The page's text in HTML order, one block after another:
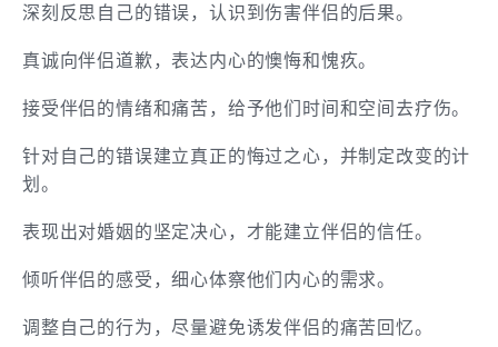
深刻反思自己的错误，认识到伤害伴侣的后果。
真诚向伴侣道歉，表达内心的懊悔和愧疚。
接受伴侣的情绪和痛苦，给予他们时间和空间去疗伤。
针对自己的错误建立真正的悔过之心，并制定改变的计
划。
表现出对婚姻的坚定决心，才能建立伴侣的信任。
倾听伴侣的感受，细心体察他们内心的需求。
调整自己的行为，尽量避免诱发伴侣的痛苦回忆。